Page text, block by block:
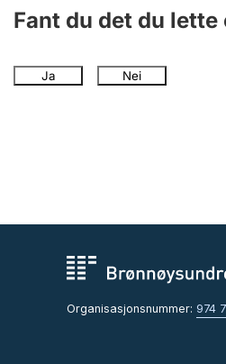
Fant du det du lette
Ja Nei
Organisasjonsnummer: 974